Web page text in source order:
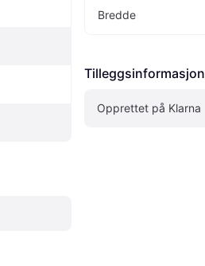
Bredde
Tilleggsinformasjon
Opprettet på Klarna